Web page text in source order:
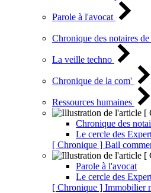
Parole à l'avocat
Chronique des notaires
La veille techno
Chronique de la com'
Ressources humaines
Chronique des
Le cercle des
[ Chronique ] Bail
Parole à l'avocat
Le cercle des
[ Chronique ] Immobilier